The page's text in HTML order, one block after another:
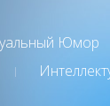
Юмор